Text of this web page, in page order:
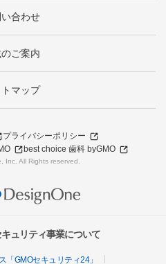
合わせ
ご案内
マップ
プライバシーポリシー
best choice 歯科 byGMO
Inc. All Rights reserved.
ュリティ事業について
GMOセキュリティ24」